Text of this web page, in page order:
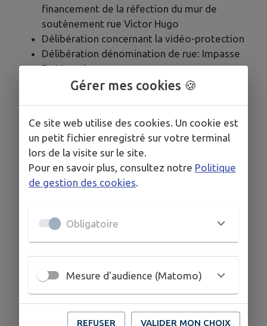
financement de la réfection du mur de
soutènement rue Victor Hugo
Délibération concernant la vidéo-protection
Délibération dénomination de rue: Impasse
En Maumin
Délibération dénomination de rue : Carrelot
piscine concernant les personnes en
situation de handicap
Délibération concernant l'attribution de
tickets d'entrée gratuite au cinéma et à la
piscine pour les jeunes du conseil municipal
piscine
Délibération droit de préemption urbain
Questions diverses
Gérer mes cookies 🍪
Ce site web utilise des cookies. Un cookie est
un petit fichier enregistré sur votre terminal
lors de la visite sur le site.
Pour en savoir plus, consultez notre Politique
de gestion des cookies.
Obligatoire
Mesure d'audience (Matomo)
REFUSER VALIDER MON CHOIX